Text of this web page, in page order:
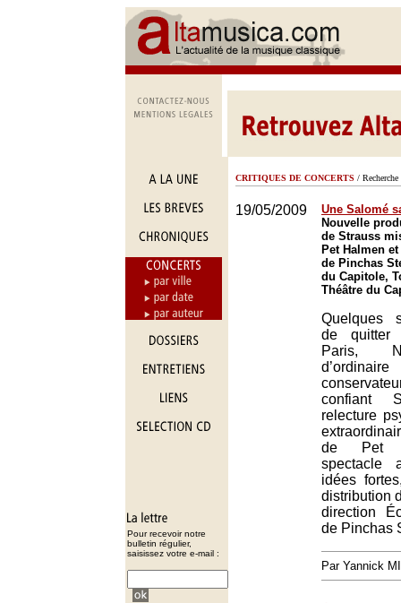
Pour recevoir notre
bulletin régulier,
saisissez votre e-mail :
CRITIQUES DE CONCERTS / Recherche
19/05/2009
Une Salomé
Nouvelle
de Strauss
Pet Halmen
de Pinchas
du Capitole,
Théâtre du
Quelques
de quitter
Paris,
confiant
relecture
de Pet
spectacle
idées
distribution
direction
de Pinchas
Par Yannick